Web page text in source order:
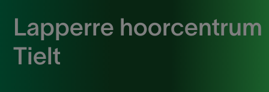
Lapperre hoorcentrum
Tielt